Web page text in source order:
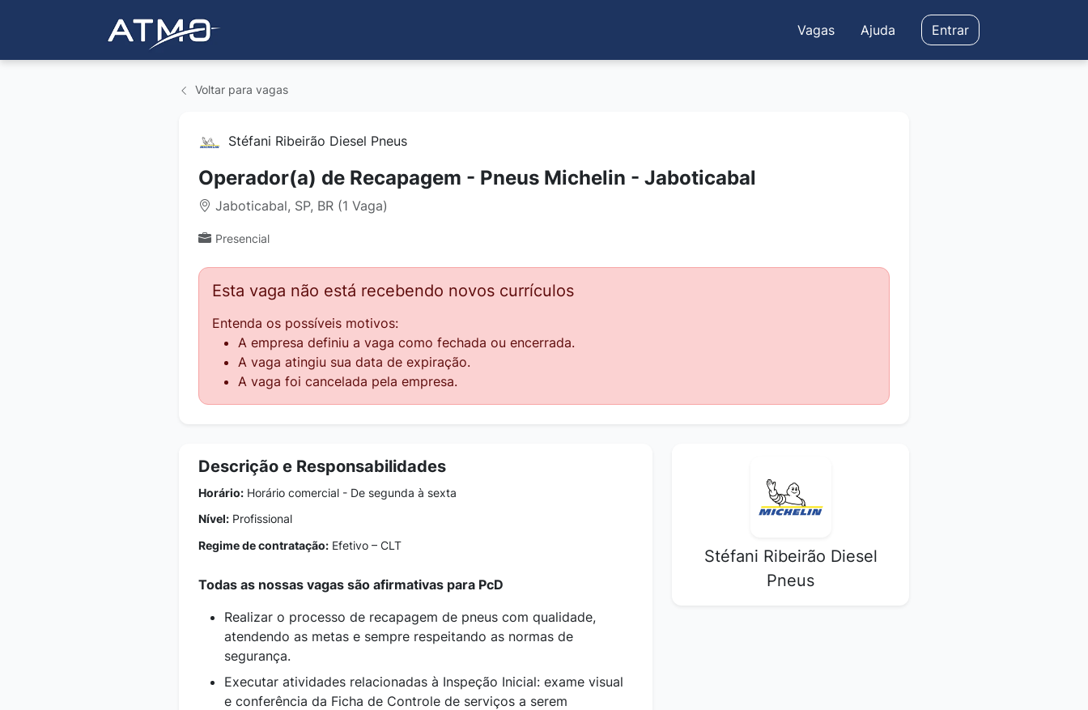
Vagas Ajuda Entrar
Voltar para vagas
Stéfani Ribeirão Diesel Pneus
Operador(a) de Recapagem - Pneus Michelin - Jaboticabal
Jaboticabal, SP, BR (1 Vaga)
Presencial
Esta vaga não está recebendo novos currículos
Entenda os possíveis motivos:
A empresa definiu a vaga como fechada ou encerrada.
A vaga atingiu sua data de expiração.
A vaga foi cancelada pela empresa.
Descrição e Responsabilidades
Horário: Horário comercial - De segunda à sexta
Nível: Profissional
Regime de contratação: Efetivo – CLT
Todas as nossas vagas são afirmativas para PcD
Realizar o processo de recapagem de pneus com qualidade,
atendendo as metas e sempre respeitando as normas de
segurança.
Executar atividades relacionadas à Inspeção Inicial: exame visual
e conferência da Ficha de Controle de serviços a serem
Stéfani Ribeirão Diesel
Pneus